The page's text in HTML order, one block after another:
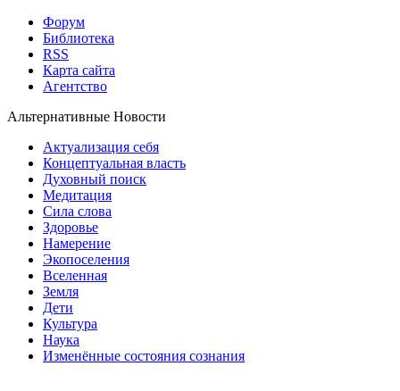
Форум
Библиотека
RSS
Карта сайта
Агентство
Альтернативные Новости
Актуализация себя
Концептуальная власть
Духовный поиск
Медитация
Сила слова
Здоровье
Намерение
Экопоселения
Вселенная
Земля
Дети
Культура
Наука
Изменённые состояния сознания